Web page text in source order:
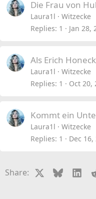
Die Frau von
Laura1l
Witzecke
Replies 1 Jan 28,
Als Erich
Laura1l
Witzecke
Replies 1 Oct 20,
Kommt ein
Laura1l
Witzecke
Replies 1 Dec 16,
Share: Bluesky